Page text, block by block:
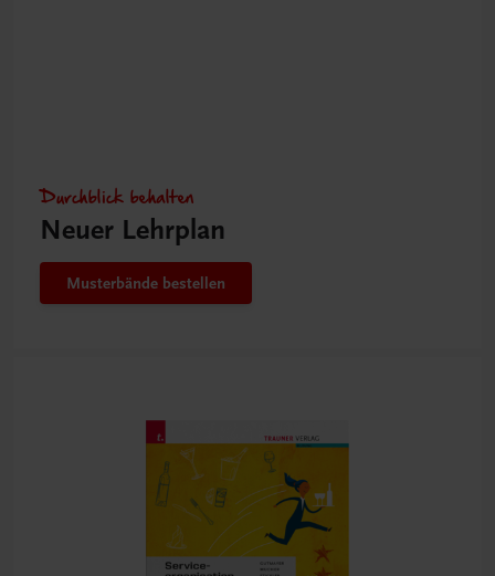
Durchblick behalten
Neuer Lehrplan
Musterbände bestellen